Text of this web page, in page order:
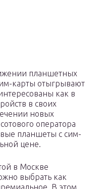
планшетных
карты отыгрывают
как в
в своих
новых
оператора
планшеты с сим-
цене.
в Москве
выбрать как
В этом